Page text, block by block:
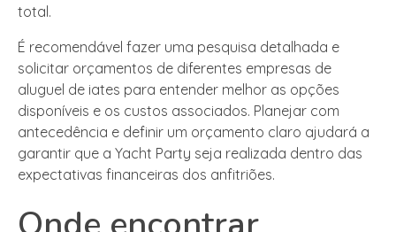
total.
É recomendável fazer uma pesquisa detalhada e
solicitar orçamentos de diferentes empresas de
aluguel de iates para entender melhor as opções
disponíveis e os custos associados. Planejar com
antecedência e definir um orçamento claro ajudará a
garantir que a Yacht Party seja realizada dentro das
expectativas financeiras dos anfitriões.